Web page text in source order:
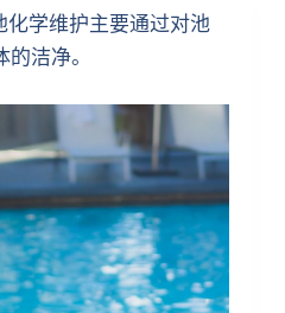
学维护主要通过对池
洁净。